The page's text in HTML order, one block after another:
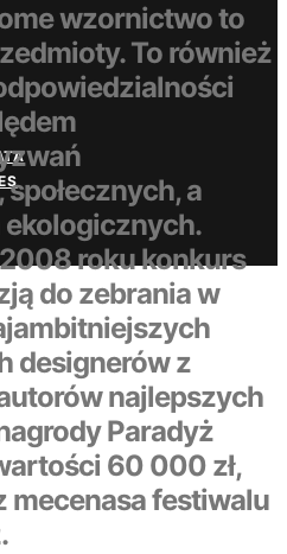
wzornictwo to
To również
a
roku konkurs
do zebrania w
designerów z
najlepszych
Paradyż
60 000 zł,
mecenasa festiwalu